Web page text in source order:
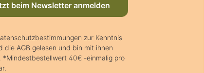
beim Newsletter anmelden
zur Kenntnis
die AGB gelesen und bin mit ihnen
*Mindestbestellwert 40€ -einmalig pro